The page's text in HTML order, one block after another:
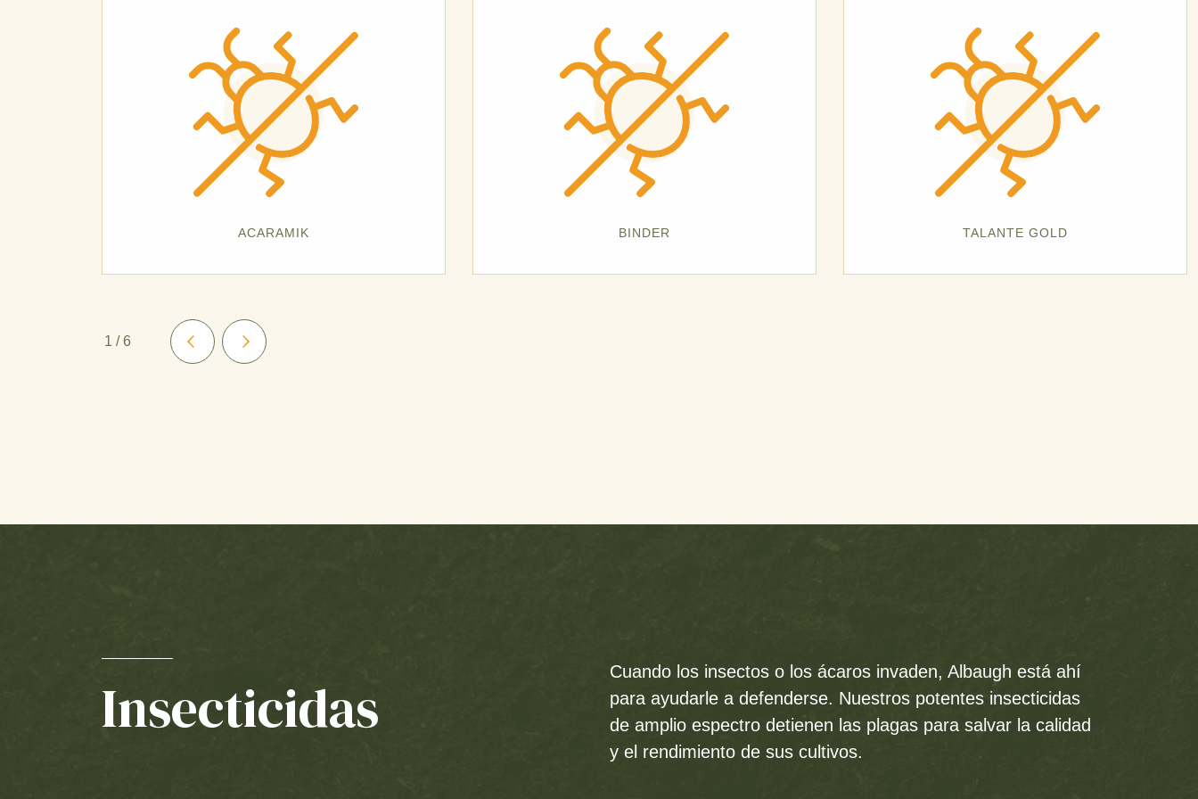
ACARAMIK BINDER TALANTE GOLD
1 /6
Insecticidas
Cuando los insectos o los ácaros invaden, Albaugh está ahí
para ayudarle a defenderse. Nuestros potentes insecticidas
de amplio espectro detienen las plagas para salvar la calidad
y el rendimiento de sus cultivos.